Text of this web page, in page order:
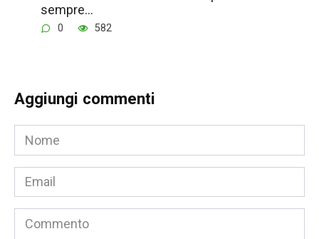
sempre…
0 582
Aggiungi commenti
Nome
Email
Commento